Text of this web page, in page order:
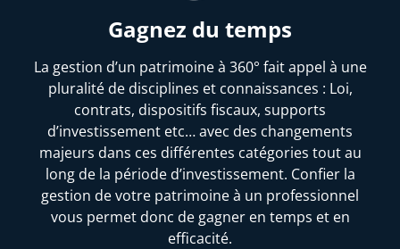
Gagnez du temps
La gestion d’un patrimoine à 360° fait appel à une
pluralité de disciplines et connaissances : Loi,
contrats, dispositifs fiscaux, supports
d’investissement etc… avec des changements
majeurs dans ces différentes catégories tout au
long de la période d’investissement. Confier la
gestion de votre patrimoine à un professionnel
vous permet donc de gagner en temps et en
efficacité.